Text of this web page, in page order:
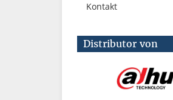
Kontakt
Distributor von